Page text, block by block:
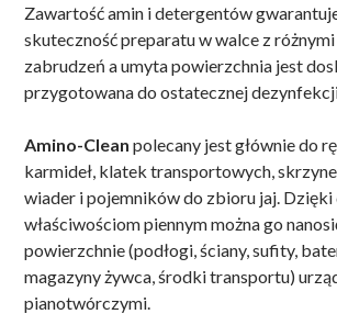
Zawartość amin i detergentów
skuteczność preparatu w walce z
zabrudzeń a umyta powierzchnia jest
przygotowana do ostatecznej
Amino-Clean polecany jest głównie do
karmideł, klatek transportowych,
wiader i pojemników do zbioru jaj.
właściwościom piennym można go
powierzchnie (podłogi, ściany, sufity,
magazyny żywca, środki transportu)
pianotwórczymi.